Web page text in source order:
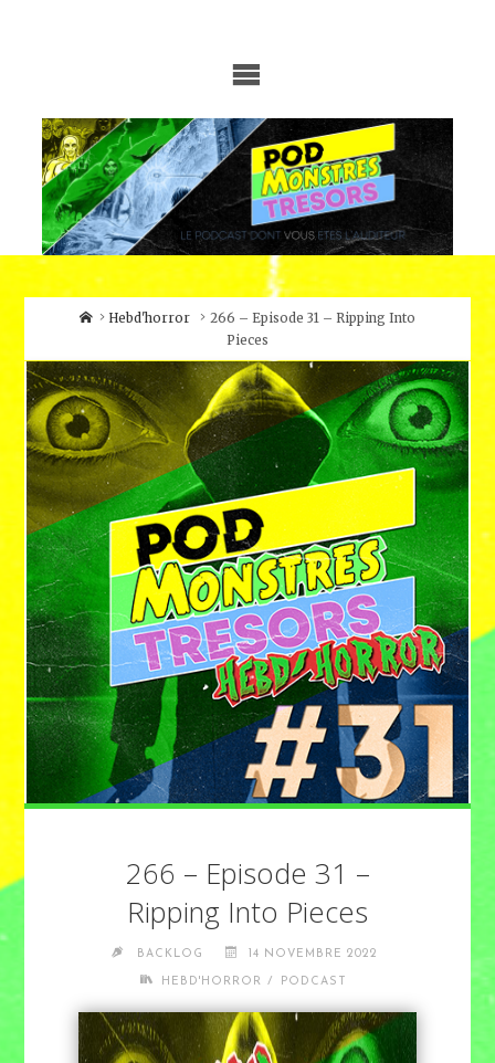
HomeHebd'horror
266 – Episode 31 – Ripping Into
Pieces
266 – Episode 31 –
Ripping Into Pieces
BACKLOG 14 NOVEMBRE 2022
HEBD'HORROR / PODCAST